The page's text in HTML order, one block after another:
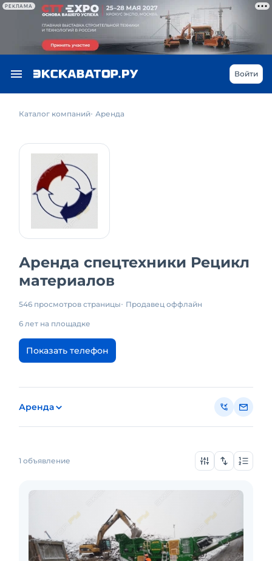
РЕКЛАМА
Войти
Каталог компаний Аренда
Аренда спецтехники Рецикл
материалов
546 просмотров страницы Продавец оффлайн
6 лет на площадке
Показать телефон
Аренда
1 объявление